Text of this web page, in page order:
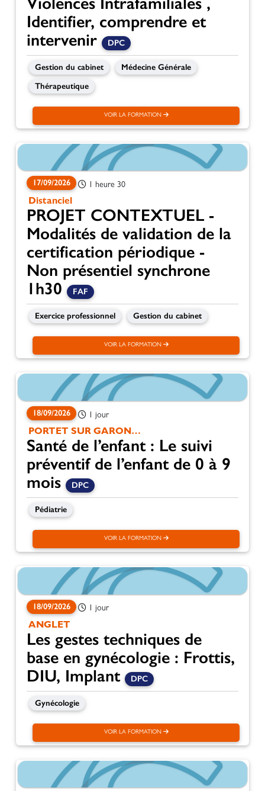
Identifier, comprendre et
intervenir
DPC
Gestion du cabinet
Médecine Générale
Thérapeutique
VOIR LA FORMATION
17/09/2026 1 heure 30
Distanciel
PROJET CONTEXTUEL -
Modalités de validation de la
certification périodique -
Non présentiel synchrone
1h30
FAF
Exercice professionnel Gestion du cabinet
VOIR LA FORMATION
18/09/2026 1 jour
PORTET SUR GARONNE
Santé de l’enfant : Le suivi
préventif de l’enfant de 0 à 9
mois
DPC
Pédiatrie
VOIR LA FORMATION
18/09/2026 1 jour
ANGLET
Les gestes techniques de
base en gynécologie : Frottis,
DIU, Implant
DPC
Gynécologie
VOIR LA FORMATION